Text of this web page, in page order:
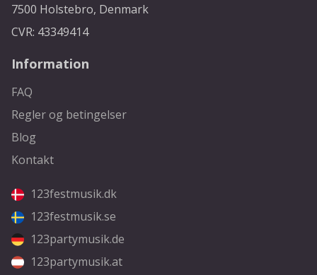
7500 Holstebro, Denmark
CVR: 43349414
Information
FAQ
Regler og betingelser
Blog
Kontakt
123festmusik.dk
123festmusik.se
123partymusik.de
123partymusik.at